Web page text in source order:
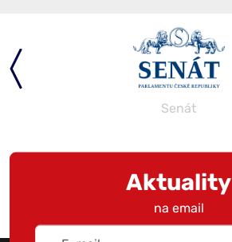
Senát
Aktuality
na email